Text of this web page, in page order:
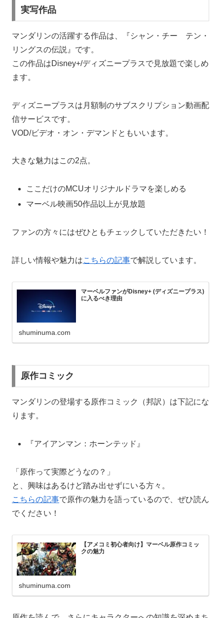
実写作品
マンダリンの活躍する作品は、『シャン・チー テン・
リングスの伝説』です。
この作品はDisney+/ディズニープラスで見放題で楽しめ
ます。
ディズニープラスは月額制のサブスクリプション動画配
信サービスです。
VOD/ビデオ・オン・デマンドともいいます。
大きな魅力はこの2点。
ここだけのMCUオリジナルドラマを楽しめる
マーベル映画50作品以上が見放題
ファンの方々にはぜひともチェックしていただきたい！
詳しい情報や魅力はこちらの記事で解説しています。
マーベルファンがDisney+ (ディズニープラス)
に入るべき理由
shuminuma.com
原作コミック
マンダリンの登場する原作コミック（邦訳）は下記にな
ります。
『アイアンマン：ホーンテッド』
「原作って実際どうなの？」
と、興味はあるけど踏み出せずにいる方々。
こちらの記事で原作の魅力を語っているので、ぜひ読ん
でください！
【アメコミ初心者向け】マーベル原作コミッ
クの魅力
shuminuma.com